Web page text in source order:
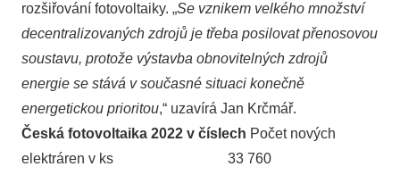
rozšiřování fotovoltaiky. „Se vznikem velkého množství
decentralizovaných zdrojů je třeba posilovat přenosovou
soustavu, protože výstavba obnovitelných zdrojů
energie se stává v současné situaci konečně
energetickou prioritou,“ uzavírá Jan Krčmář.
Česká fotovoltaika 2022 v číslech Počet nových
elektráren v ks 33 760